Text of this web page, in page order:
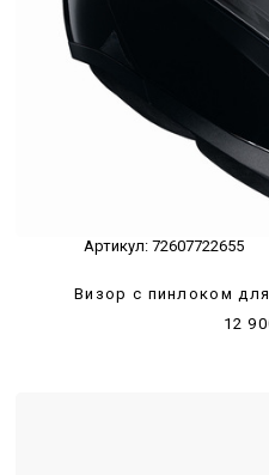
Артикул: 72607722655
Визор с пинлоком
12